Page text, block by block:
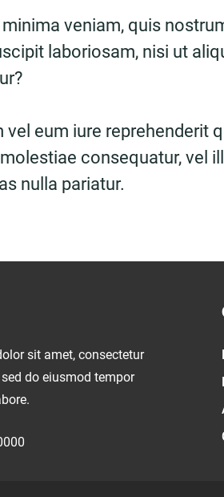
minima veniam, quis
laboriosam, nisi ut
vel eum iure reprehenderit
consequatur, vel
nulla pariatur.
sit amet, consectetur
do eiusmod tempor